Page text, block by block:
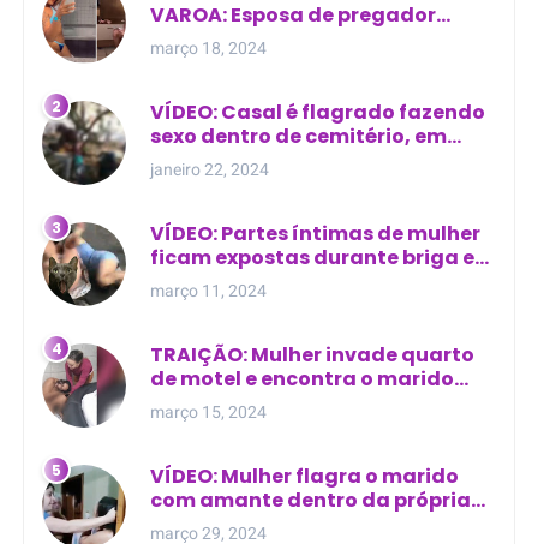
VAROA: Esposa de pregador
evangélico descobre
relacionamento extra-conjugal
março 18, 2024
VÍDEO: Casal é flagrado fazendo
sexo dentro de cemitério, em
cima de túmulo no Maranhão
janeiro 22, 2024
VÍDEO: Partes íntimas de mulher
ficam expostas durante briga em
Manaus
março 11, 2024
TRAIÇÃO: Mulher invade quarto
de motel e encontra o marido
com outra na cama
março 15, 2024
VÍDEO: Mulher flagra o marido
com amante dentro da própria
residência
março 29, 2024